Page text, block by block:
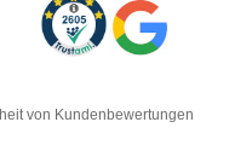
von Kundenbewertungen